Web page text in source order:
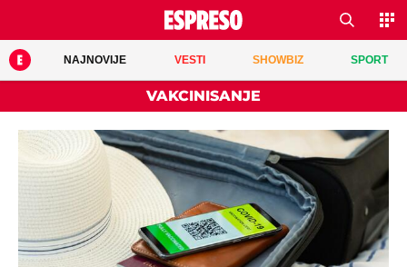
NAJNOVIJE VESTI SHOWBIZ SPORT
VAKCINISANJE